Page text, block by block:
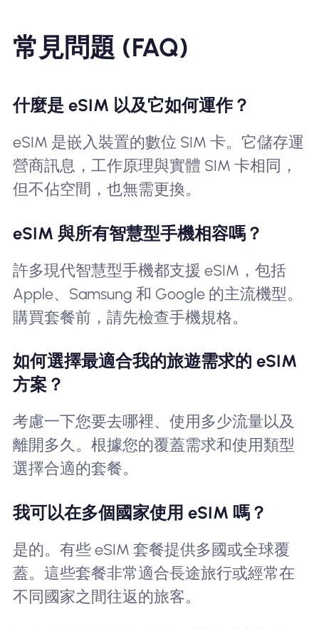
常見問題 (FAQ)
什麼是 eSIM 以及它如何運作？
eSIM 是嵌入裝置的數位 SIM 卡。它儲存運
營商訊息，工作原理與實體 SIM 卡相同，
但不佔空間，也無需更換。
eSIM 與所有智慧型手機相容嗎？
許多現代智慧型手機都支援 eSIM，包括
Apple、Samsung 和 Google 的主流機型。
購買套餐前，請先檢查手機規格。
如何選擇最適合我的旅遊需求的 eSIM
方案？
考慮一下您要去哪裡、使用多少流量以及
離開多久。根據您的覆蓋需求和使用類型
選擇合適的套餐。
我可以在多個國家使用 eSIM 嗎？
是的。有些 eSIM 套餐提供多國或全球覆
蓋。這些套餐非常適合長途旅行或經常在
不同國家之間往返的旅客。